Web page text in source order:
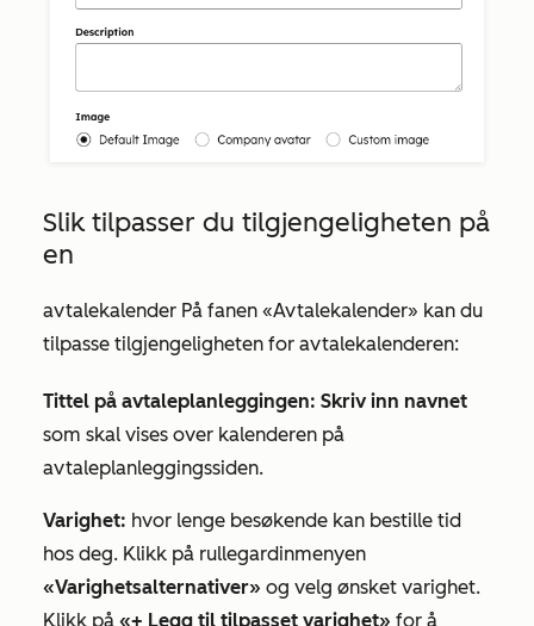
Slik tilpasser du tilgjengeligheten på
en
avtalekalender På fanen «Avtalekalender» kan du
tilpasse tilgjengeligheten for avtalekalenderen:
Tittel på avtaleplanleggingen: Skriv inn navnet
som skal vises over kalenderen på
avtaleplanleggingssiden.
Varighet: hvor lenge besøkende kan bestille tid
hos deg. Klikk på rullegardinmenyen
«Varighetsalternativer» og velg ønsket varighet.
Klikk på «+ Legg til tilpasset varighet» for å